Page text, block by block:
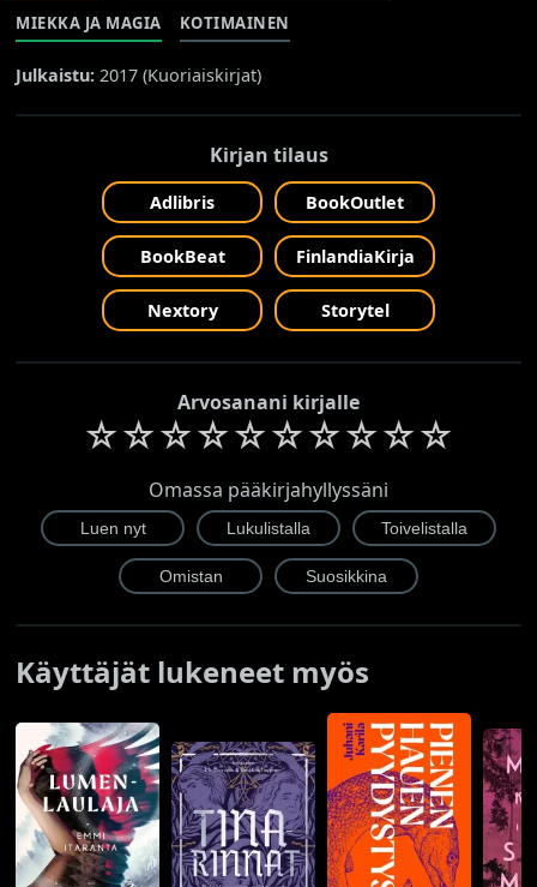
MIEKKA JA MAGIA KOTIMAINEN
Julkaistu: 2017 (Kuoriaiskirjat)
Kirjan tilaus
Adlibris BookOutlet
BookBeat FinlandiaKirja
Nextory Storytel
Arvosanani kirjalle
☆☆☆☆☆☆☆☆☆☆
Omassa pääkirjahyllyssäni
Käyttäjät lukeneet myös